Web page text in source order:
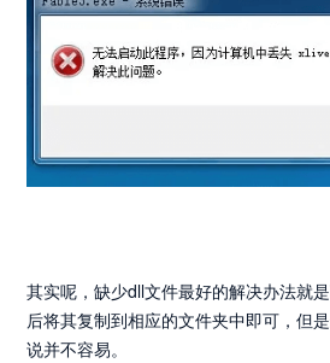
其实呢，缺少dll文件最好的解决办法就
后将其复制到相应的文件夹中即可，但
说并不容易。